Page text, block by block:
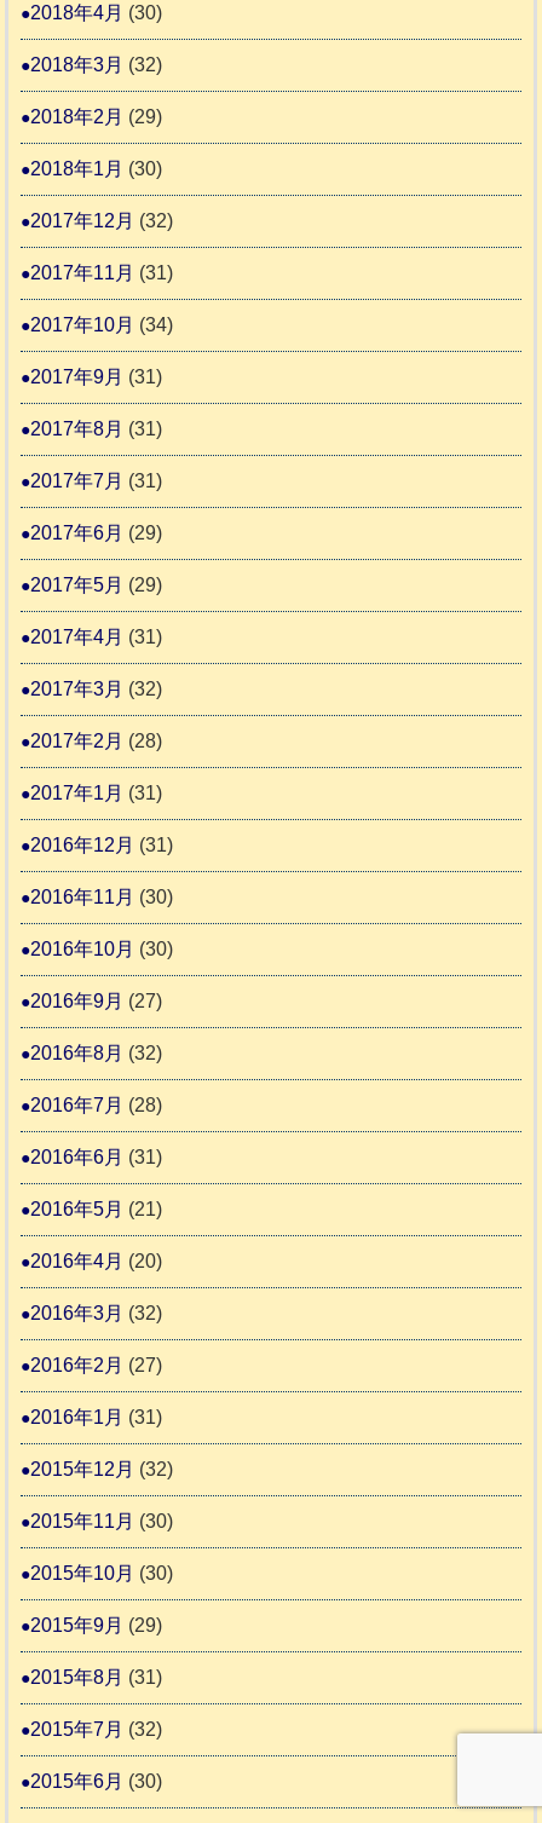
2018年4月 (30)
2018年3月 (32)
2018年2月 (29)
2018年1月 (30)
2017年12月 (32)
2017年11月 (31)
2017年10月 (34)
2017年9月 (31)
2017年8月 (31)
2017年7月 (31)
2017年6月 (29)
2017年5月 (29)
2017年4月 (31)
2017年3月 (32)
2017年2月 (28)
2017年1月 (31)
2016年12月 (31)
2016年11月 (30)
2016年10月 (30)
2016年9月 (27)
2016年8月 (32)
2016年7月 (28)
2016年6月 (31)
2016年5月 (21)
2016年4月 (20)
2016年3月 (32)
2016年2月 (27)
2016年1月 (31)
2015年12月 (32)
2015年11月 (30)
2015年10月 (30)
2015年9月 (29)
2015年8月 (31)
2015年7月 (32)
2015年6月 (30)